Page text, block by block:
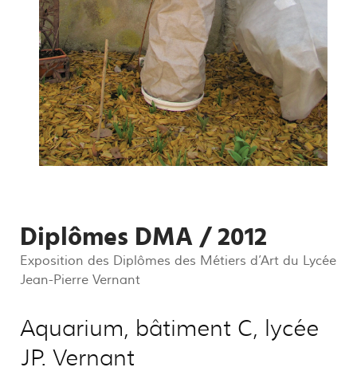
Diplômes DMA / 2012
Exposition des Diplômes des Métiers d’Art du Lycée
Jean-Pierre Vernant
Aquarium, bâtiment C, lycée
JP. Vernant